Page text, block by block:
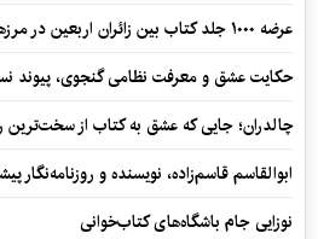
عرضه ۱۰۰۰ جلد کتاب بین زائران اربعین در مرزهای کرمانشاه
حکایت عشق و معرفت نظامی گنجوی، پیوند
چالدران؛ جایی که عشق به کتاب از سخت‌ترین
ابوالقاسم قاسم‌زاده، نویسنده و
نوزایی جام باشگاه‌های کتاب‌خوانی